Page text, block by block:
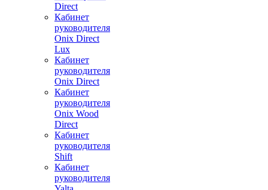
Direct
Кабинет
руководителя
Onix Direct
Lux
Кабинет
руководителя
Onix Direct
Кабинет
руководителя
Onix Wood
Direct
Кабинет
руководителя
Shift
Кабинет
руководителя